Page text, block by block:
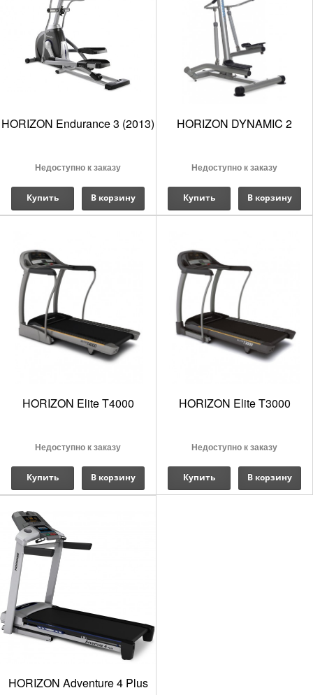
HORIZON Endurance 3 (2013)
Недоступно к заказу
Купить В корзину
HORIZON DYNAMIC 2
Недоступно к заказу
Купить В корзину
HORIZON Elite T4000
Недоступно к заказу
Купить В корзину
HORIZON Elite T3000
Недоступно к заказу
Купить В корзину
HORIZON Adventure 4 Plus